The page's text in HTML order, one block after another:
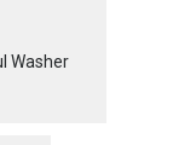
Washer